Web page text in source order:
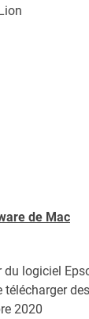
de Mac
logiciel
2020